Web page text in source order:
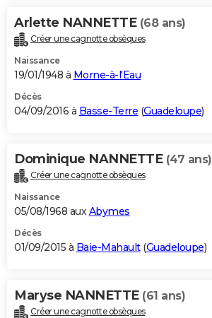
Arlette NANNETTE (68 ans)
Créer une cagnotte obsèques
Naissance
19/01/1948 à Morne-à-l'Eau
Décès
04/09/2016 à Basse-Terre (Guadeloupe)
Dominique NANNETTE (47 ans)
Créer une cagnotte obsèques
Naissance
05/08/1968 auxAbymes
Décès
01/09/2015 à Baie-Mahault(Guadeloupe)
Maryse NANNETTE (61 ans)
Créer une cagnotte obsèques